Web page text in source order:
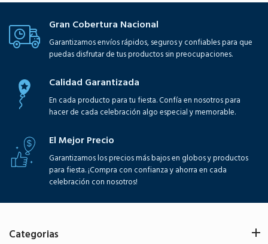
Gran Cobertura Nacional
Garantizamos envíos rápidos, seguros y confiables para que
puedas disfrutar de tus productos sin preocupaciones.
Calidad Garantizada
En cada producto para tu fiesta. Confía en nosotros para
hacer de cada celebración algo especial y memorable.
El Mejor Precio
Garantizamos los precios más bajos en globos y productos
para fiesta. ¡Compra con confianza y ahorra en cada
celebración con nosotros!
Categorias